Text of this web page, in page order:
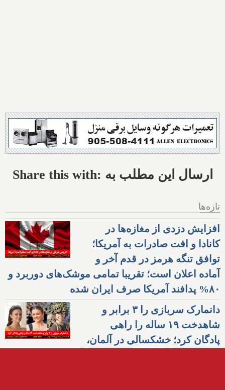
Share this with: ارسال این مطلب به
تازه‌ها
افزایش دزدی از مغازه‌ها در
کانادا و افت صادرات به آمریکا؛
توافق تنگه هرمز در قدم آخر و
آماده اعلان است؛ تقریبا تمامی موشک‌های دوربرد و
۸۰% پدافند آمریکا صرف ایران شده
دانمارک سربازی را ۳ برابر و
شاهدخت ۱۹ ساله را راهی
پادگان کرد؛ خشکسالی در آلمان،